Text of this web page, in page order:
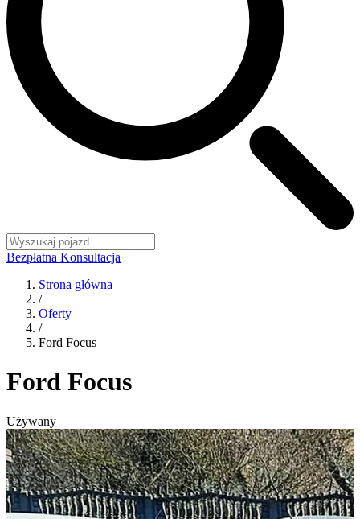
Bezpłatna Konsultacja
Strona główna
/
Oferty
/
Ford Focus
Ford Focus
Używany